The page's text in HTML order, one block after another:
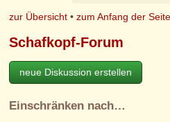
zur Übersicht •zum Anfang der Seite
Schafkopf-Forum
neue Diskussion erstellen
Einschränken nach…